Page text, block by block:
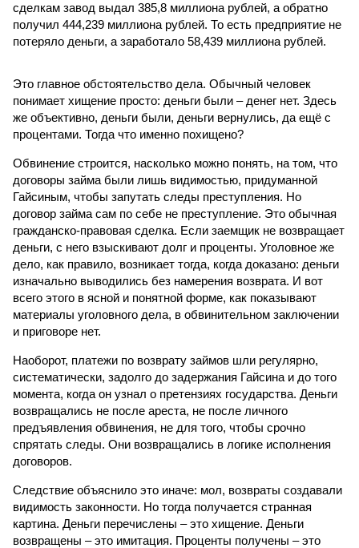
сделкам завод выдал 385,8 миллиона рублей, а обратно
получил 444,239 миллиона рублей. То есть предприятие не
потеряло деньги, а заработало 58,439 миллиона рублей.
Это главное обстоятельство дела. Обычный человек
понимает хищение просто: деньги были – денег нет. Здесь
же объективно, деньги были, деньги вернулись, да ещё с
процентами. Тогда что именно похищено?
Обвинение строится, насколько можно понять, на том, что
договоры займа были лишь видимостью, придуманной
Гайсиным, чтобы запутать следы преступления. Но
договор займа сам по себе не преступление. Это обычная
гражданско-правовая сделка. Если заемщик не возвращает
деньги, с него взыскивают долг и проценты. Уголовное же
дело, как правило, возникает тогда, когда доказано: деньги
изначально выводились без намерения возврата. И вот
всего этого в ясной и понятной форме, как показывают
материалы уголовного дела, в обвинительном заключении
и приговоре нет.
Наоборот, платежи по возврату займов шли регулярно,
систематически, задолго до задержания Гайсина и до того
момента, когда он узнал о претензиях государства. Деньги
возвращались не после ареста, не после личного
предъявления обвинения, не для того, чтобы срочно
спрятать следы. Они возвращались в логике исполнения
договоров.
Следствие объяснило это иначе: мол, возвраты создавали
видимость законности. Но тогда получается странная
картина. Деньги перечислены – это хищение. Деньги
возвращены – это имитация. Проценты получены – это